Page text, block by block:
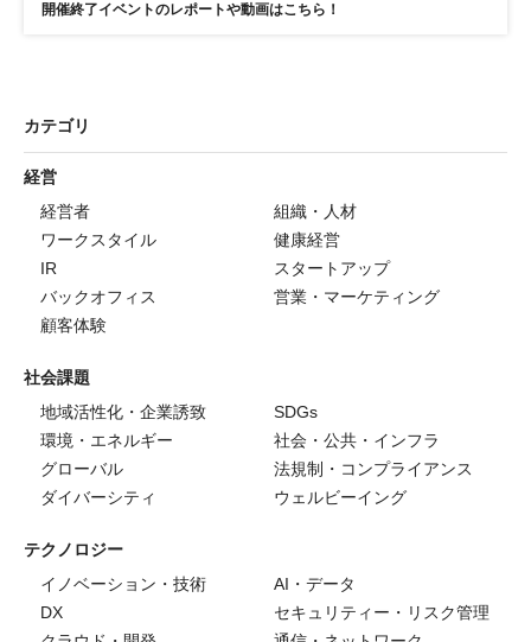
開催終了イベントのレポートや動画はこちら！
カテゴリ
経営
経営者
組織・人材
ワークスタイル
健康経営
IR
スタートアップ
バックオフィス
営業・マーケティング
顧客体験
社会課題
地域活性化・企業誘致
SDGs
環境・エネルギー
社会・公共・インフラ
グローバル
法規制・コンプライアンス
ダイバーシティ
ウェルビーイング
テクノロジー
イノベーション・技術
AI・データ
DX
セキュリティー・リスク管理